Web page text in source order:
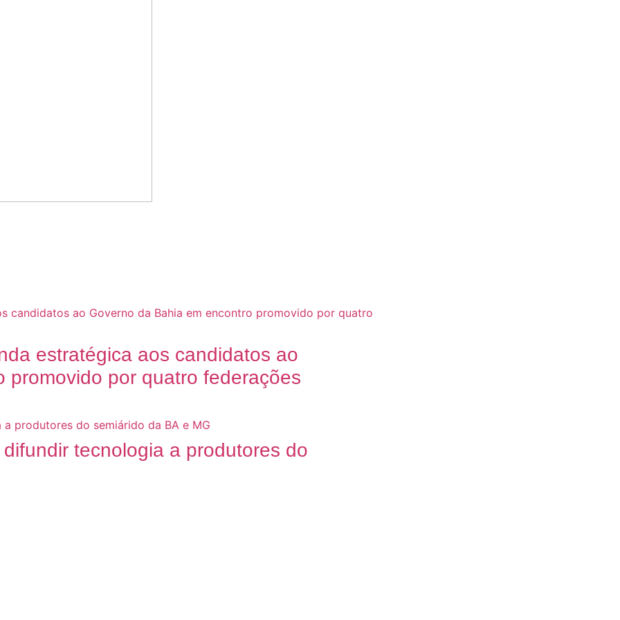
estratégica aos candidatos ao
promovido por quatro federações
difundir tecnologia a produtores do